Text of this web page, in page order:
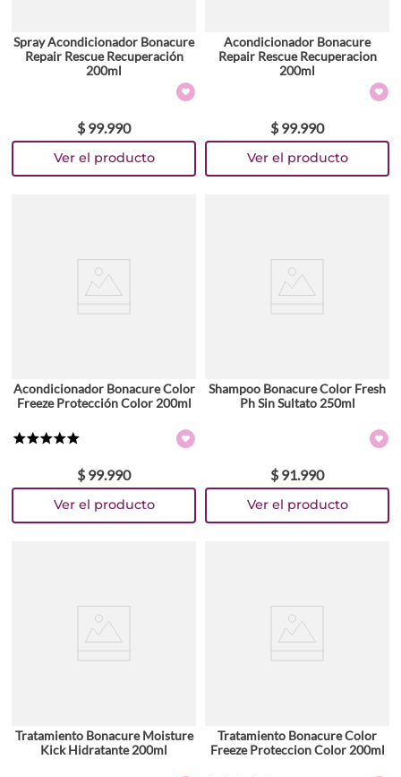
Spray Acondicionador Bonacure
Repair Rescue Recuperación
200ml
$ 99.990
Acondicionador Bonacure
Repair Rescue Recuperacion
200ml
$ 99.990
Acondicionador Bonacure Color
Freeze Protección Color 200ml
$ 99.990
Shampoo Bonacure Color Fresh
Ph Sin Sultato 250ml
$ 91.990
Tratamiento Bonacure Moisture
Kick Hidratante 200ml
Tratamiento Bonacure Color
Freeze Proteccion Color 200ml